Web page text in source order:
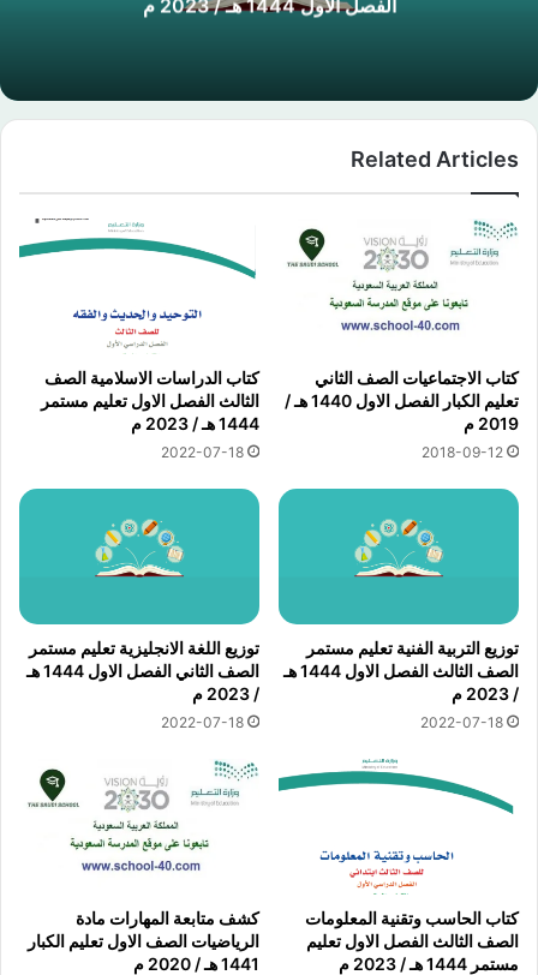
Related Articles
كتاب الاجتماعيات الصف الثاني
تعليم الكبار الفصل الاول 1440 هـ /
2019 م
2018-09-12
كتاب الدراسات الاسلامية الصف
الثالث الفصل الاول تعليم مستمر
1444 هـ / 2023 م
2022-07-18
توزيع التربية الفنية تعليم مستمر
الصف الثالث الفصل الاول 1444 هـ
/ 2023 م
2022-07-18
توزيع اللغة الانجليزية تعليم مستمر
الصف الثاني الفصل الاول 1444 هـ
/ 2023 م
2022-07-18
كتاب الحاسب وتقنية المعلومات
الصف الثالث الفصل الاول تعليم
مستمر 1444 هـ / 2023 م
كشف متابعة المهارات مادة
الرياضيات الصف الاول تعليم الكبار
1441 هـ / 2020 م